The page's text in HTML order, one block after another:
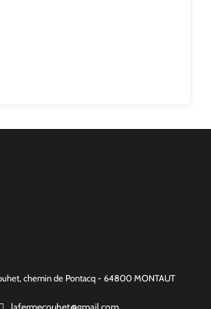
chemin de Pontacq - 64800 MONTAUT